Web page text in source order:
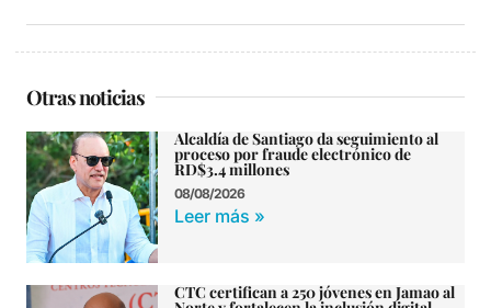
Otras noticias
Alcaldía de Santiago da seguimiento al
proceso por fraude electrónico de
RD$3.4 millones
08/08/2026
Leer más »
CTC certifican a 250 jóvenes en Jamao al